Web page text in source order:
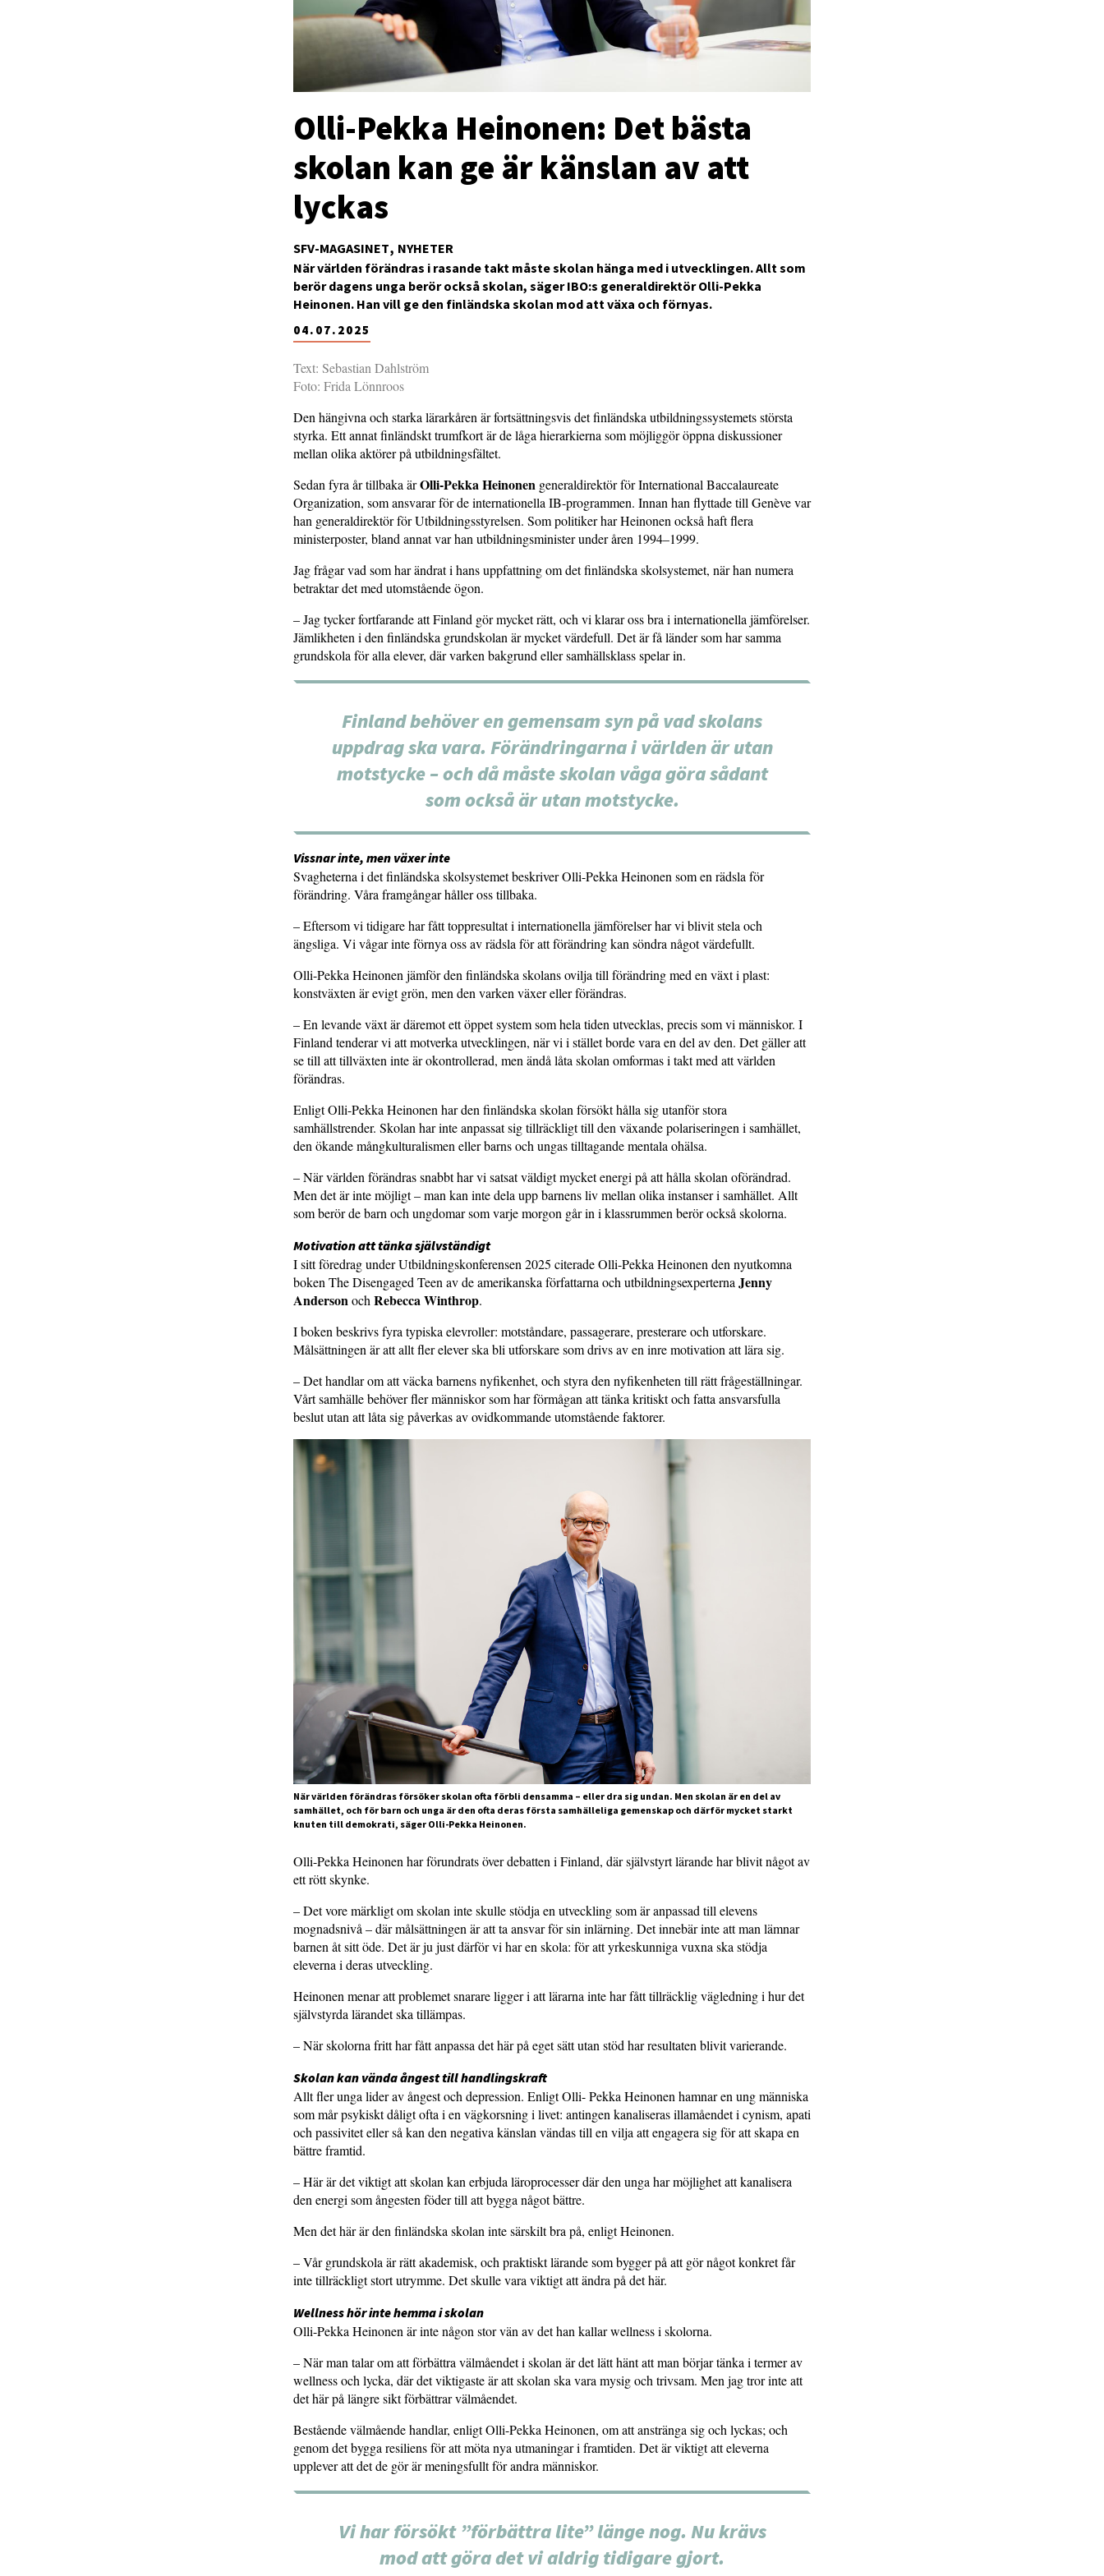
SFV-MAGASINET NYHETER
Olli-Pekka Heinonen: Det bästa
skolan kan ge är känslan av att
lyckas
04.07.2025
När världen förändras i rasande takt måste skolan hänga med i utvecklingen. Allt som
berör dagens unga berör också skolan, säger IBO:s generaldirektör Olli-Pekka
Heinonen. Han vill ge den finländska skolan mod att växa och förnyas.
Text: Sebastian Dahlström
Foto: Frida Lönnroos
Den hängivna och starka lärarkåren är fortsättningsvis det finländska utbildningssystemets största
styrka. Ett annat finländskt trumfkort är de låga hierarkierna som möjliggör öppna diskussioner
mellan olika aktörer på utbildningsfältet.
Sedan fyra år tillbaka ärOlli-Pekka Heinonen generaldirektör för International Baccalaureate
Organization, som ansvarar för de internationella IB-programmen. Innan han flyttade till Genève var
han generaldirektör för Utbildningsstyrelsen. Som politiker har Heinonen också haft flera
ministerposter, bland annat var han utbildningsminister under åren 1994–1999.
Jag frågar vad som har ändrat i hans uppfattning om det finländska skolsystemet, när han numera
betraktar det med utomstående ögon.
– Jag tycker fortfarande att Finland gör mycket rätt, och vi klarar oss bra i internationella jämförelser.
Jämlikheten i den finländska grundskolan är mycket värdefull. Det är få länder som har samma
grundskola för alla elever, där varken bakgrund eller samhällsklass spelar in.
Finland behöver en gemensam syn på vad skolans
uppdrag ska vara. Förändringarna i världen är utan
motstycke – och då måste skolan våga göra sådant
som också är utan motstycke.
Vissnar inte, men växer inte
Svagheterna i det finländska skolsystemet beskriver Olli-Pekka Heinonen som en rädsla för
förändring. Våra framgångar håller oss tillbaka.
– Eftersom vi tidigare har fått toppresultat i internationella jämförelser har vi blivit stela och
ängsliga. Vi vågar inte förnya oss av rädsla för att förändring kan söndra något värdefullt.
Olli-Pekka Heinonen jämför den finländska skolans ovilja till förändring med en växt i plast:
konstväxten är evigt grön, men den varken växer eller förändras.
– En levande växt är däremot ett öppet system som hela tiden utvecklas, precis som vi människor. I
Finland tenderar vi att motverka utvecklingen, när vi i stället borde vara en del av den. Det gäller att
se till att tillväxten inte är okontrollerad, men ändå låta skolan omformas i takt med att världen
förändras.
Enligt Olli-Pekka Heinonen har den finländska skolan försökt hålla sig utanför stora
samhällstrender. Skolan har inte anpassat sig tillräckligt till den växande polariseringen i samhället,
den ökande mångkulturalismen eller barns och ungas tilltagande mentala ohälsa.
– När världen förändras snabbt har vi satsat väldigt mycket energi på att hålla skolan oförändrad.
Men det är inte möjligt – man kan inte dela upp barnens liv mellan olika instanser i samhället. Allt
som berör de barn och ungdomar som varje morgon går in i klassrummen berör också skolorna.
Motivation att tänka självständigt
I sitt föredrag under Utbildningskonferensen 2025 citerade Olli-Pekka Heinonen den nyutkomna
boken The Disengaged Teen av de amerikanska författarna och utbildningsexperternaJenny
AndersonochRebecca Winthrop.
I boken beskrivs fyra typiska elevroller: motståndare, passagerare, presterare och utforskare.
Målsättningen är att allt fler elever ska bli utforskare som drivs av en inre motivation att lära sig.
– Det handlar om att väcka barnens nyfikenhet, och styra den nyfikenheten till rätt frågeställningar.
Vårt samhälle behöver fler människor som har förmågan att tänka kritiskt och fatta ansvarsfulla
beslut utan att låta sig påverkas av ovidkommande utomstående faktorer.
När världen förändras försöker skolan ofta förbli densamma – eller dra sig undan. Men skolan är en del av
samhället, och för barn och unga är den ofta deras första samhälleliga gemenskap och därför mycket starkt
knuten till demokrati, säger Olli-Pekka Heinonen.
Olli-Pekka Heinonen har förundrats över debatten i Finland, där självstyrt lärande har blivit något av
ett rött skynke.
– Det vore märkligt om skolan inte skulle stödja en utveckling som är anpassad till elevens
mognadsnivå – där målsättningen är att ta ansvar för sin inlärning. Det innebär inte att man lämnar
barnen åt sitt öde. Det är ju just därför vi har en skola: för att yrkeskunniga vuxna ska stödja
eleverna i deras utveckling.
Heinonen menar att problemet snarare ligger i att lärarna inte har fått tillräcklig vägledning i hur det
självstyrda lärandet ska tillämpas.
– När skolorna fritt har fått anpassa det här på eget sätt utan stöd har resultaten blivit varierande.
Skolan kan vända ångest till handlingskraft
Allt fler unga lider av ångest och depression. Enligt Olli- Pekka Heinonen hamnar en ung människa
som mår psykiskt dåligt ofta i en vägkorsning i livet: antingen kanaliseras illamåendet i cynism, apati
och passivitet eller så kan den negativa känslan vändas till en vilja att engagera sig för att skapa en
bättre framtid.
– Här är det viktigt att skolan kan erbjuda läroprocesser där den unga har möjlighet att kanalisera
den energi som ångesten föder till att bygga något bättre.
Men det här är den finländska skolan inte särskilt bra på, enligt Heinonen.
– Vår grundskola är rätt akademisk, och praktiskt lärande som bygger på att gör något konkret får
inte tillräckligt stort utrymme. Det skulle vara viktigt att ändra på det här.
Wellness hör inte hemma i skolan
Olli-Pekka Heinonen är inte någon stor vän av det han kallar wellness i skolorna.
– När man talar om att förbättra välmåendet i skolan är det lätt hänt att man börjar tänka i termer av
wellness och lycka, där det viktigaste är att skolan ska vara mysig och trivsam. Men jag tror inte att
det här på längre sikt förbättrar välmåendet.
Bestående välmående handlar, enligt Olli-Pekka Heinonen, om att anstränga sig och lyckas; och
genom det bygga resiliens för att möta nya utmaningar i framtiden. Det är viktigt att eleverna
upplever att det de gör är meningsfullt för andra människor.
Vi har försökt ”förbättra lite” länge nog. Nu krävs
mod att göra det vi aldrig tidigare gjort.